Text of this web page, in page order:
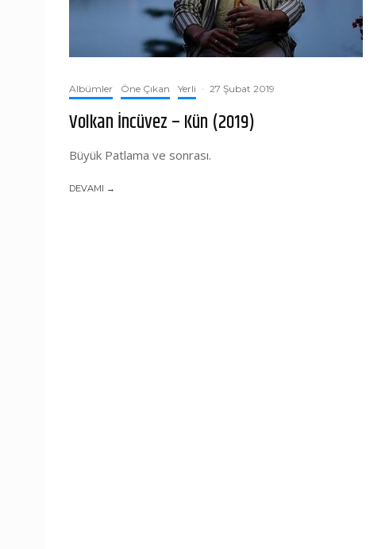
Albümler Öne Çıkan Yerli · 27 Şubat 2019
Volkan İncüvez – Kün (2019)
Büyük Patlama ve sonrası.
DEVAMI →